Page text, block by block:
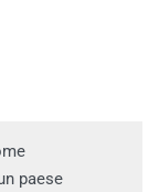
paese